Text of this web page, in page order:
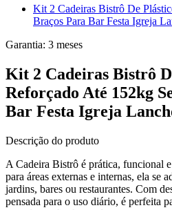
Kit 2 Cadeiras Bistrô De
Braços Para Bar Festa Igreja
Garantia: 3 meses
Kit 2 Cadeiras Bistrô
Reforçado Até 152kg
Bar Festa Igreja
Descrição do produto
A Cadeira Bistrô é prática, funcional
para áreas externas e internas, ela se
jardins, bares ou restaurantes. Com
pensada para o uso diário, é perfeita